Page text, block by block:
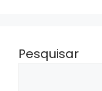
Pesquisar